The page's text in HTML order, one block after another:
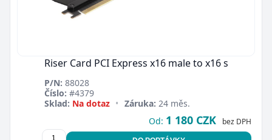
Riser Card PCI Express x16 male to x16 s
P/N: 88028
Číslo: #4379
Sklad: Na dotaz • Záruka: 24 měs.
Od: 1 180 CZK bez DPH